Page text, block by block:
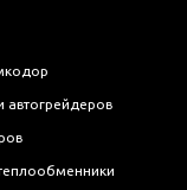
автогрейдеров